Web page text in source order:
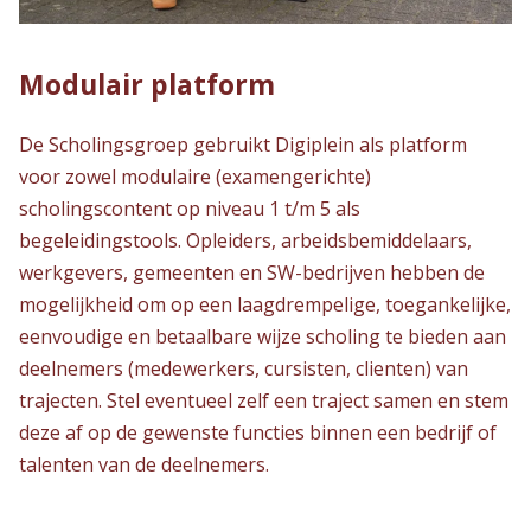
Modulair platform
De Scholingsgroep gebruikt Digiplein als platform
voor zowel modulaire (examengerichte)
scholingscontent op niveau 1 t/m 5 als
begeleidingstools. Opleiders, arbeidsbemiddelaars,
werkgevers, gemeenten en SW-bedrijven hebben de
mogelijkheid om op een laagdrempelige, toegankelijke,
eenvoudige en betaalbare wijze scholing te bieden aan
deelnemers (medewerkers, cursisten, clienten) van
trajecten. Stel eventueel zelf een traject samen en stem
deze af op de gewenste functies binnen een bedrijf of
talenten van de deelnemers.